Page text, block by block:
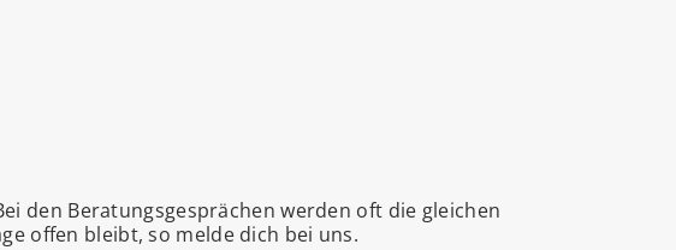
den Beratungsgesprächen werden oft die gleichen
offen bleibt, so melde dich bei uns.